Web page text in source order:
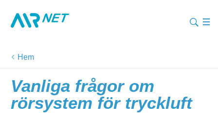
Hem
Vanliga frågor om
rörsystem för tryckluft